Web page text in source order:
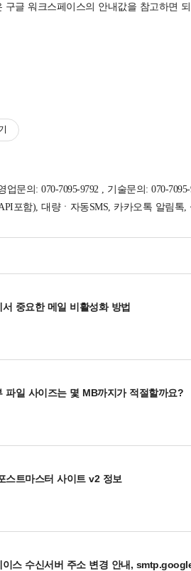
구글 워크스페이스의 안내값을 참고하면
문의: 070-7095-9792 , 기술문의: 070-7095-
포함), 대량ㆍ자동SMS, 카카오톡 알림톡
중요한 메일 비활성화 방법
파일 사이즈는 몇 MB까지가 적절할까요?
스트마스터 사이트 v2 정보
이스 수신서버 주소 변경 안내,